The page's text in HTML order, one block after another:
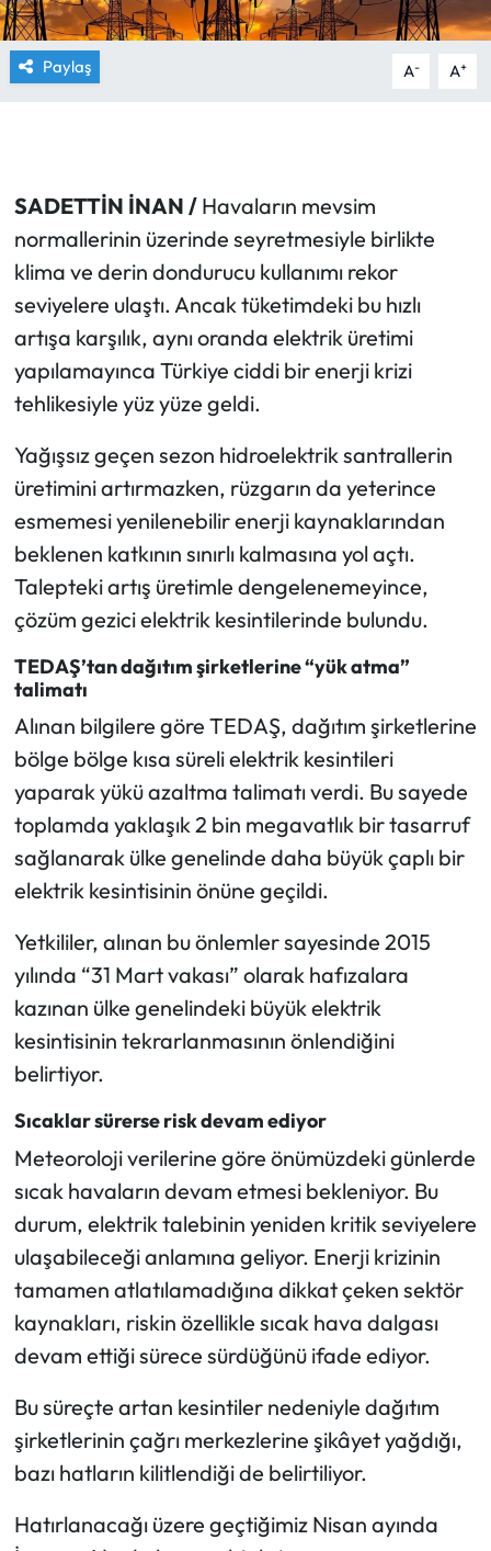
Paylaş A- A+
SADETTİN İNAN /Havaların mevsim
normallerinin üzerinde seyretmesiyle birlikte
klima ve derin dondurucu kullanımı rekor
seviyelere ulaştı. Ancak tüketimdeki bu hızlı
artışa karşılık, aynı oranda elektrik üretimi
yapılamayınca Türkiye ciddi bir enerji krizi
tehlikesiyle yüz yüze geldi.
Yağışsız geçen sezon hidroelektrik santrallerin
üretimini artırmazken, rüzgarın da yeterince
esmemesi yenilenebilir enerji kaynaklarından
beklenen katkının sınırlı kalmasına yol açtı.
Talepteki artış üretimle dengelenemeyince,
çözüm gezici elektrik kesintilerinde bulundu.
TEDAŞ’tan dağıtım şirketlerine “yük atma”
talimatı
Alınan bilgilere göre TEDAŞ, dağıtım şirketlerine
bölge bölge kısa süreli elektrik kesintileri
yaparak yükü azaltma talimatı verdi. Bu sayede
toplamda yaklaşık 2 bin megavatlık bir tasarruf
sağlanarak ülke genelinde daha büyük çaplı bir
elektrik kesintisinin önüne geçildi.
Yetkililer, alınan bu önlemler sayesinde 2015
yılında “31 Mart vakası” olarak hafızalara
kazınan ülke genelindeki büyük elektrik
kesintisinin tekrarlanmasının önlendiğini
belirtiyor.
Sıcaklar sürerse risk devam ediyor
Meteoroloji verilerine göre önümüzdeki günlerde
sıcak havaların devam etmesi bekleniyor. Bu
durum, elektrik talebinin yeniden kritik seviyelere
ulaşabileceği anlamına geliyor. Enerji krizinin
tamamen atlatılamadığına dikkat çeken sektör
kaynakları, riskin özellikle sıcak hava dalgası
devam ettiği sürece sürdüğünü ifade ediyor.
Bu süreçte artan kesintiler nedeniyle dağıtım
şirketlerinin çağrı merkezlerine şikâyet yağdığı,
bazı hatların kilitlendiği de belirtiliyor.
Hatırlanacağı üzere geçtiğimiz Nisan ayında